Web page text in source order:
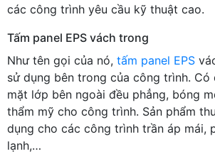
các công trình yêu cầu kỹ thuật cao.
Tấm panel EPS vách trong
Như tên gọi của nó, tấm panel EPS
sử dụng bên trong của công trình. Có
mặt lớp bên ngoài đều phẳng, bóng
thẩm mỹ cho công trình. Sản phẩm
dụng cho các công trình trần áp mái,
lạnh,…